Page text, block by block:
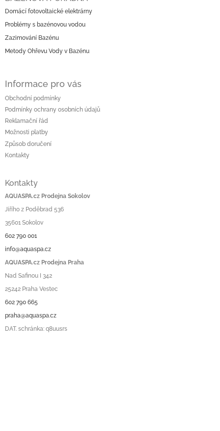
Domácí fotovoltaické elektrárny
Problémy s bazénovou vodou
Zazimování Bazénu
Metody Ohřevu Vody v Bazénu
Informace pro vás
Obchodní podmínky
Podmínky ochrany osobních údajů
Reklamační řád
Možnosti platby
Způsob doručení
Kontakty
Kontakty
AQUASPA.cz Prodejna Sokolov
Jiřího z Poděbrad 536
35601 Sokolov
602 790 001
info@aquaspa.cz
AQUASPA.cz Prodejna Praha
Nad Safinou I 342
25242 Praha Vestec
602 790 665
praha@aquaspa.cz
DAT. schránka: q8uusrs